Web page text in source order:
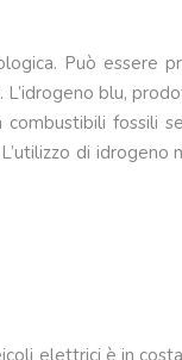
Può essere
blu,
fossili
di idrogeno
elettrici è in